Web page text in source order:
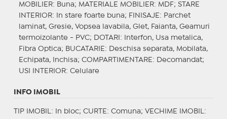
MOBILIER: Buna; MATERIALE MOBILIER: MDF; STARE
INTERIOR: In stare foarte buna; FINISAJE : Parchet
laminat, Gresie, Vopsea lavabila, Glet, Faianta, Geamuri
termoizolante - PVC;
DOTARI : Interfon, Usa metalica,
Fibra Optica; BUCATARIE : Deschisa separata, Mobilata,
Echipata, Inchisa; COMPARTIMENTARE : Decomandat;
USI INTERIOR: Celulare
INFO IMOBIL
TIP IMOBIL : In bloc; CURTE : Comuna; VECHIME IMOBIL :